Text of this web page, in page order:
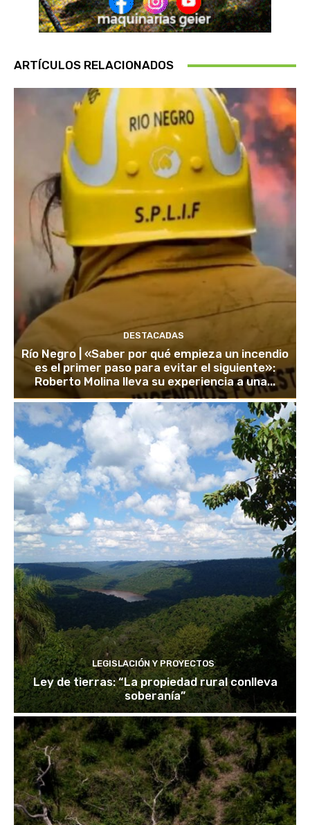
ARTÍCULOS RELACIONADOS
DESTACADAS
Río Negro | «Saber por qué empieza un incendio
es el primer paso para evitar el siguiente»:
Roberto Molina lleva su experiencia a una...
LEGISLACIÓN Y PROYECTOS
Ley de tierras: “La propiedad rural conlleva
soberanía”